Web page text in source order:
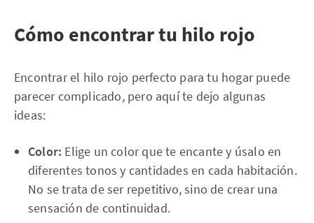
Cómo encontrar tu hilo rojo
Encontrar el hilo rojo perfecto para tu hogar puede
parecer complicado, pero aquí te dejo algunas
ideas:
Color: Elige un color que te encante y úsalo en
diferentes tonos y cantidades en cada habitación.
No se trata de ser repetitivo, sino de crear una
sensación de continuidad.